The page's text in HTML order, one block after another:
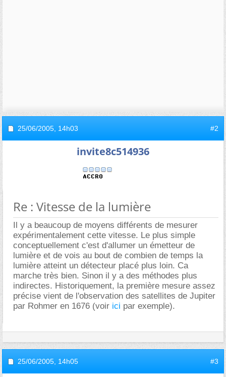
25/06/2005, 14h03 #2
invite8c514936
Re : Vitesse de la lumière
Il y a beaucoup de moyens différents de mesurer
expérimentalement cette vitesse. Le plus simple
conceptuellement c'est d'allumer un émetteur de
lumière et de vois au bout de combien de temps la
lumière atteint un détecteur placé plus loin. Ca
marche très bien. Sinon il y a des méthodes plus
indirectes. Historiquement, la première mesure assez
précise vient de l'observation des satellites de Jupiter
par Rohmer en 1676 (voir ici par exemple).
25/06/2005, 14h05 #3